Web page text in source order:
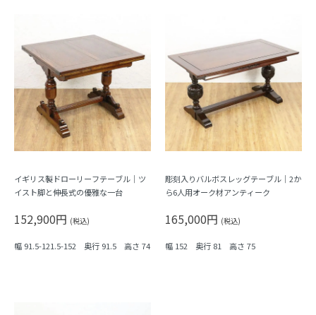
イギリス製ドローリーフテーブル｜ツ
イスト脚と伸長式の優雅な一台
152,900円 (税込)
幅 91.5-121.5-152 奥行 91.5 高さ 74
彫刻入りバルボスレッグテーブル｜2か
ら6人用オーク材アンティーク
165,000円 (税込)
幅 152 奥行 81 高さ 75